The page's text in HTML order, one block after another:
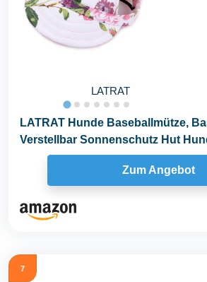
LATRAT
LATRAT Hunde Baseballmütze,
Verstellbar Sonnenschutz Hut
Ohrlöchern Sommer...
Zum Angebot
7